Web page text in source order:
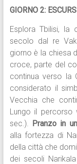
GIORNO 2:
Esplora Tbilisi, la
secolo dal re
giorno è la chiesa
croce, parte del
continua verso la
considerato il
Vecchia che
Lungo il percorso
sec.).
Pranzo in
alla fortezza di
della città che
dei secoli